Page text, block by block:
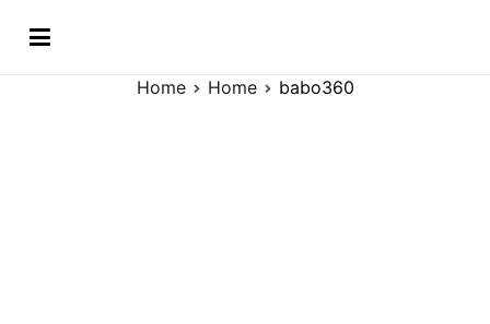
Home Home babo360